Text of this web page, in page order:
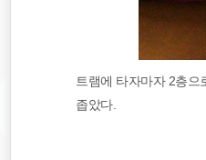
트램에 타자마자 2층으
좁았다.